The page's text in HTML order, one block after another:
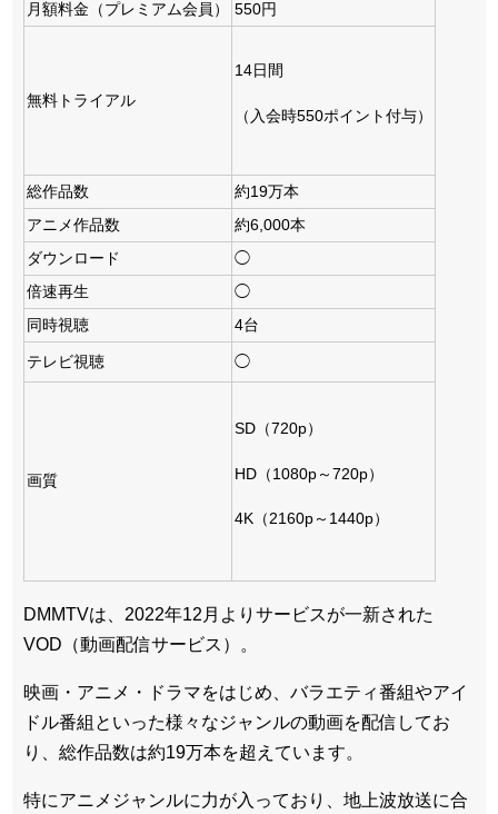
月額料金（プレミアム会員）
550円
無料トライアル
14日間
（入会時550ポイント付与）
総作品数
約19万本
アニメ作品数
約6,000本
ダウンロード
◯
倍速再生
◯
同時視聴
4台
テレビ視聴 ◯
画質
SD（720p）
HD（1080p～720p）
4K（2160p～1440p）
DMMTVは、2022年12月よりサービスが一新された
VOD（動画配信サービス）。
映画・アニメ・ドラマをはじめ、バラエティ番組やアイ
ドル番組といった様々なジャンルの動画を配信してお
り、総作品数は約19万本を超えています。
特にアニメジャンルに力が入っており、地上波放送に合